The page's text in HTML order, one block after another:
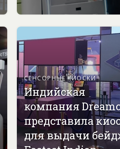
СЕНСОРНЫЕ КИОСКИ
Индийская
компания
представила
для выдачи